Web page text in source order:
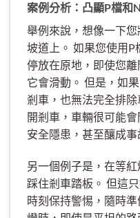
案例分析：凸顯P檔和
舉例來說，想像一下
坡道上。 如果您使用
停放在原地，即使您
它會滑動。 但是，如
剎車，也無法完全排
開剎車，車輛很可能
安全隱患，甚至釀成事
另一個例子是，在等
踩住剎車踏板。 但這
時刻保持警惕，隨時